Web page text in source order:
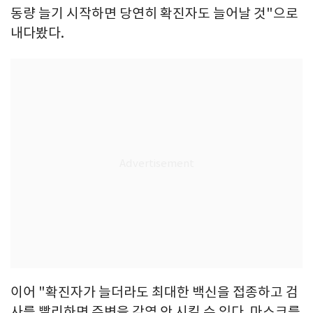
동량 늘기 시작하면 당연히 확진자도 늘어날 것"으로
내다봤다.
이어 "확진자가 늘더라도 최대한 백신을 접종하고 검